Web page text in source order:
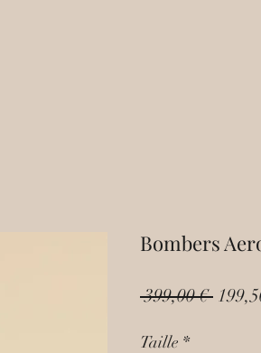
Bombers
399,00 € Prix
Taille *